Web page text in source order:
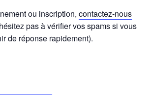
ou inscription, contactez-nous
pas à vérifier vos spams si vous
de réponse rapidement).